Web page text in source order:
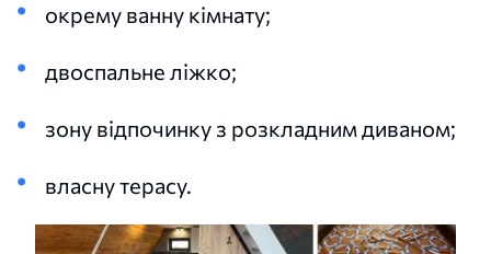
окрему ванну кімнату;
двоспальне ліжко;
зону відпочинку з розкладним диваном;
власну терасу.